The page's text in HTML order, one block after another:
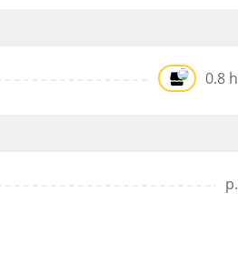
0.8 h
p.